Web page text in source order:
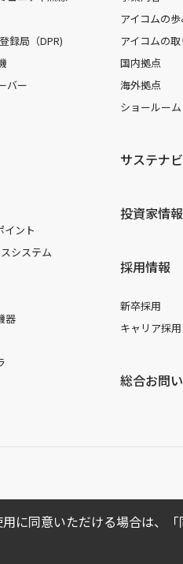
録局（DPR)
バー
イント
システム
器
アイコムの
アイコムの
国内拠点
海外拠点
ショールーム
サステナ
投資家情報
採用情報
新卒採用
キャリア採用
総合お問
に同意いただける場合は、「